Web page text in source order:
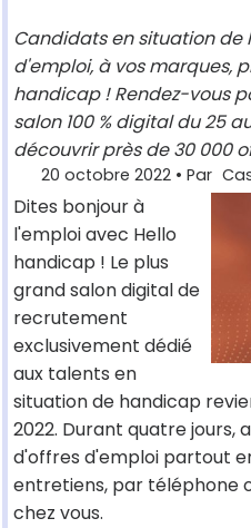
Candidats en situation
d'emploi, à vos marques,
handicap ! Rendez-vous
salon 100 % digital du 25
découvrir près de 30 000
20 octobre 2022 • Par
Dites bonjour à
l'emploi avec Hello
handicap ! Le plus
grand salon digital de
recrutement
exclusivement dédié
aux talents en
situation de handicap
2022. Durant quatre jours,
d'offres d'emploi partout
entretiens, par téléphone
chez vous.